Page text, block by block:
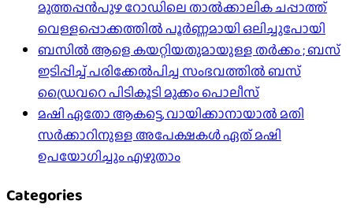
മുത്തപ്പൻപുഴ റോഡിലെ താൽക്കാലിക ചപ്പാത്ത്
വെള്ളപ്പൊക്കത്തിൽ പൂർണ്ണമായി ഒലിച്ചുപോയി
ബസിൽ ആളെ കയറ്റിയതുമായുള്ള തർക്കം ; ബസ്
ഇടിപ്പിച്ച് പരിക്കേൽപിച്ച സംഭവത്തിൽ ബസ്
ഡ്രൈവറെ പിടികൂടി മുക്കം പൊലീസ്
മഷി ഏതോ ആകട്ടെ, വായിക്കാനായാൽ മതി​
സർക്കാറിനുള്ള അപേക്ഷകൾ ഏത് മഷി
ഉപയോഗിച്ചും എഴുതാം
Categories